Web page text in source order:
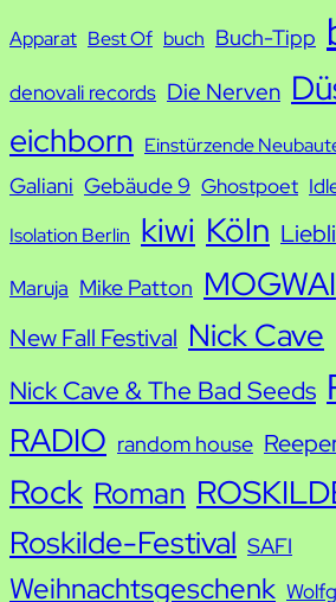
c
Apparat Best Of buch Buch-Tipp
denovali records Die Nerven
eichborn Einstürzende
Galiani Gebäude 9 Ghostpoet
Isolation Berlin kiwi Köln
Maruja Mike Patton MOGWAI
New Fall Festival Nick Cave
Nick Cave & The Bad Seeds
RADIO random house
Rock Roman
Roskilde-Festival SAFI
Weihnachtsgeschenk